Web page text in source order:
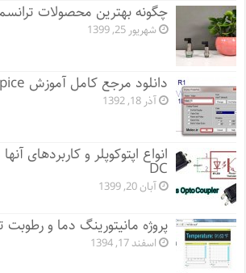
چگونه بهترین محصولات
شهریور 25, 1399
دانلود مرجع کامل آموزش OrCAD PSpice
آذر 18, 1392
DC
آبان 20, 1399
پروژه مانيتورينگ دما و
اسفند 17, 1394